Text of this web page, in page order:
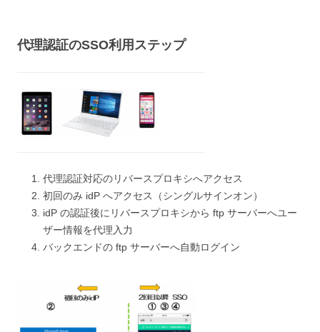
代理認証のSSO利用ステップ
代理認証対応のリバースプロキシへアクセス
初回のみ idP へアクセス（シングルサインオン）
idP の認証後にリバースプロキシから ftp サーバーへユー
ザー情報を代理入力
バックエンドの ftp サーバーへ自動ログイン